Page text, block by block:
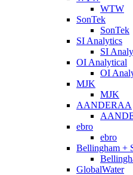
WTW
SonTek
SonTek
SI Analytics
SI
OI Analytical
OI
MJK
MJK
AANDERAA
ebro
ebro
Bellingham +
GlobalWater